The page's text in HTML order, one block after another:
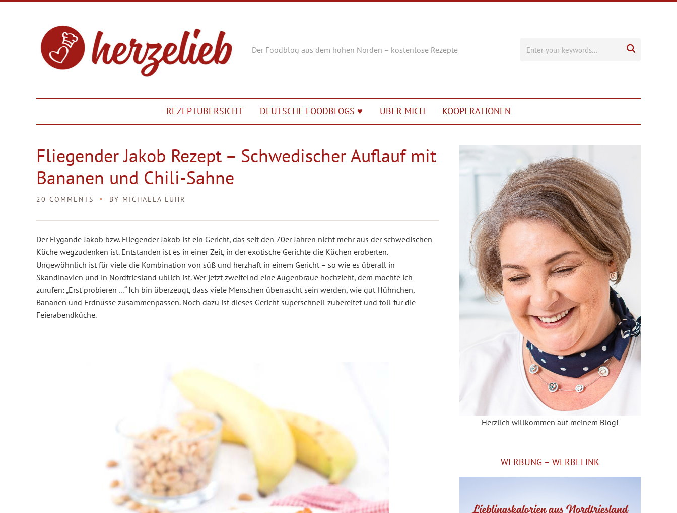
Der Foodblog aus dem hohen Norden – kostenlose Rezepte 
REZEPTÜBERSICHT DEUTSCHE FOODBLOGS ♥︎ ÜBER MICH KOOPERATIONEN
Fliegender Jakob Rezept – Schwedischer Auflauf mit
Bananen und Chili-Sahne
20 COMMENTS BY MICHAELA LÜHR
Der Flygande Jakob bzw. Fliegender Jakob ist ein Gericht, das seit den 70er Jahren nicht mehr aus der schwedischen
Küche wegzudenken ist. Entstanden ist es in einer Zeit, in der exotische Gerichte die Küchen eroberten.
Ungewöhnlich ist für viele die Kombination von süß und herzhaft in einem Gericht – so wie es überall in
Skandinavien und in Nordfriesland üblich ist. Wer jetzt zweifelnd eine Augenbraue hochzieht, dem möchte ich
zurufen: „Erst probieren …“ Ich bin überzeugt, dass viele Menschen überrascht sein werden, wie gut Hühnchen,
Bananen und Erdnüsse zusammenpassen. Noch dazu ist dieses Gericht superschnell zubereitet und toll für die
Feierabendküche.
Herzlich willkommen auf meinem Blog!
WERBUNG – WERBELINK